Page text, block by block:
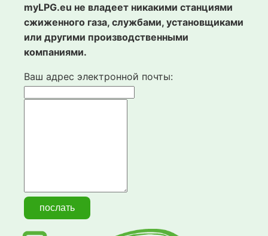
myLPG.eu не владеет никакими станциями
сжиженного газа, службами, установщиками
или другими производственными
компаниями.
Ваш адрес электронной почты: